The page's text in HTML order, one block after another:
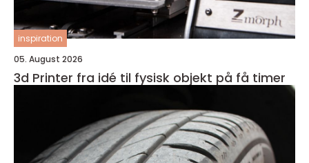
inspiration
05. August 2026
3d Printer fra idé til fysisk objekt på få timer